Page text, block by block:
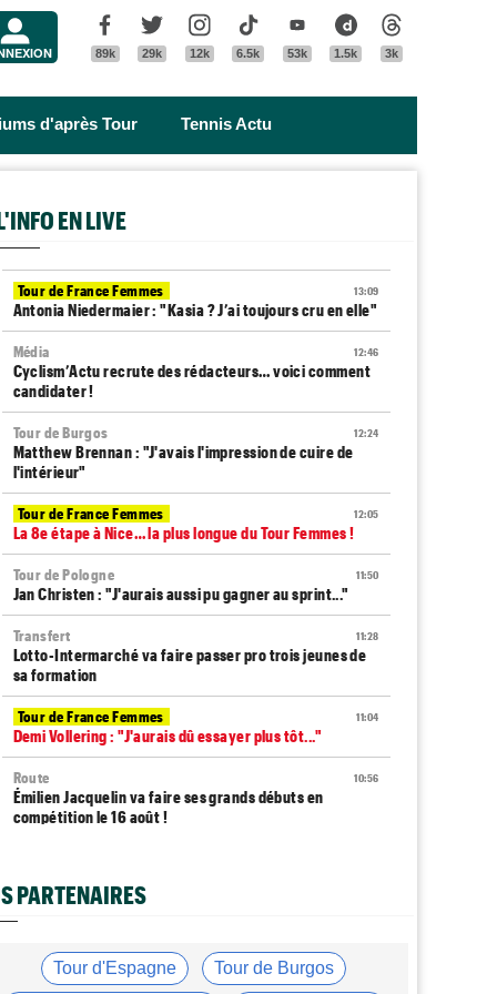
Facebook
89k
Twitter
29k
Instagram
12k
Tik Tok
6.5k
Youtube
53k
Dailymotion
1.5k 3k
d'après Tour Tennis Actu
EN LIVE
13:09
Tour de France Femmes
Antonia Niedermaier : "Kasia ? J’ai toujours cru en elle"
12:46
Média
Cyclism’Actu recrute des rédacteurs… voici comment
candidater !
12:24
Tour de Burgos
Matthew Brennan : "J'avais l'impression de cuire de
l'intérieur"
12:05
Tour de France Femmes
La 8e étape à Nice… la plus longue du Tour Femmes !
11:50
Tour de Pologne
Jan Christen : "J'aurais aussi pu gagner au sprint..."
11:28
Transfert
Lotto-Intermarché va faire passer pro trois jeunes de
sa formation
11:04
Tour de France Femmes
Demi Vollering : "J'aurais dû essayer plus tôt..."
10:56
Route
Émilien Jacquelin va faire ses grands débuts en
compétition le 16 août !
stupide"
Robert Gesink : "Le cyclisme moderne est beaucoup
plus propre..."
PARTENAIRES
Tour d'Espagne Tour de Burgos